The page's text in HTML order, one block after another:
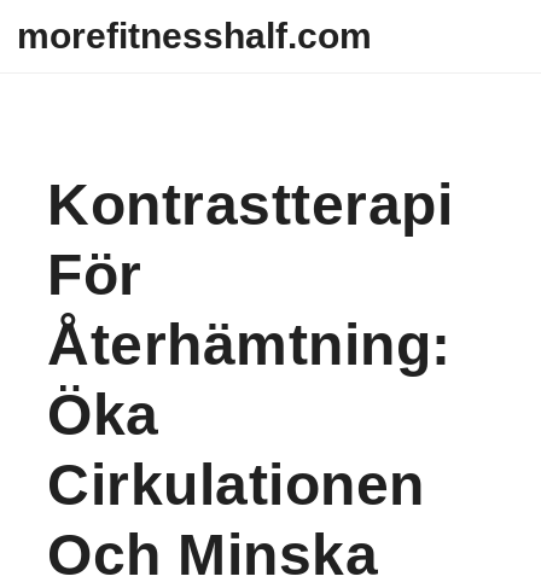
morefitnesshalf.com
Kontrastterapi
För
Återhämtning:
Öka
Cirkulationen
Och Minska